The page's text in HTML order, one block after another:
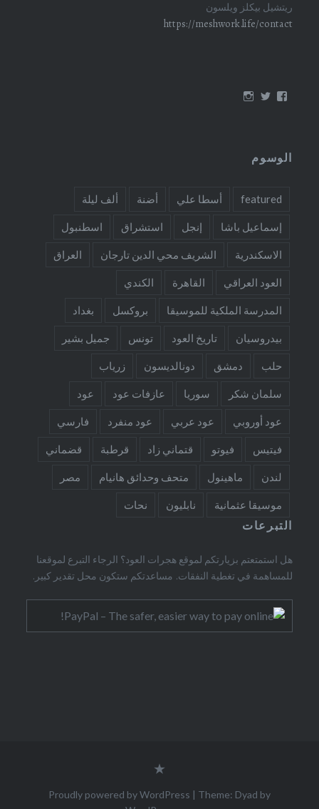
ريتشيل بيكلز ويلسون
https://meshwork.life/contact
عرضعرضعرض
الوسوم
featured أسطا علي أضنة ألف ليلة
إسماعيل باشا إنجل استشراق اسطنبول
الاسكندرية الشريف محي الدين تارجان العراق
العود العراقي القاهرة الكندي
المدرسة الملكية للموسيقا بروكسل بغداد
بيدروسيان تاريخ العود تونس جميل بشير
حلب دمشق دونالديسون زرياب
سلمان شكر سوريا عازفات عود عود
عود أوروبي عود عربي عود منفرد فارسي
فيتيس فيوتو قتماني زاد قرطبة قضماني
لندن ماهينول متحف وحدائق هانيام مصر
موسيقا عثمانية نابليون نحات
التبرعات
هل استمتعتم بزيارتكم لموقع هجرات العود؟ الرجاء التبرع لموقعنا
للمساهمة في تغطية النفقات. مساعدتكم ستكون محل تقدير كبير.
Proudly powered by WordPress | Theme: Dyad by